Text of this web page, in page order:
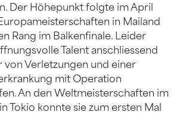
Der Höhepunkt folgte im April
in Mailand
Rang im Balkenfinale. Leider
Talent anschliessend
Verletzungen und einer
mit Operation
An den Weltmeisterschaften im
Tokio konnte sie zum ersten Mal